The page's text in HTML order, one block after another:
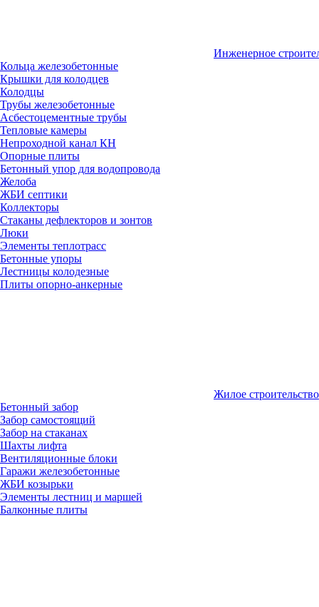
Инженерное
Кольца железобетонные
Крышки для колодцев
Колодцы
Трубы железобетонные
Асбестоцементные трубы
Тепловые камеры
Непроходной канал КН
Опорные плиты
Бетонный упор для водопровода
Желоба
ЖБИ септики
Коллекторы
Стаканы дефлекторов и зонтов
Люки
Элементы теплотрасс
Бетонные упоры
Лестницы колодезные
Плиты опорно-анкерные
Жилое строительство
Бетонный забор
Забор самостоящий
Забор на стаканах
Шахты лифта
Вентиляционные блоки
Гаражи железобетонные
ЖБИ козырьки
Элементы лестниц и маршей
Балконные плиты